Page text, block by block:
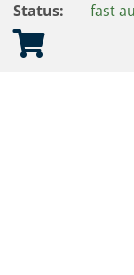
Status:
fast